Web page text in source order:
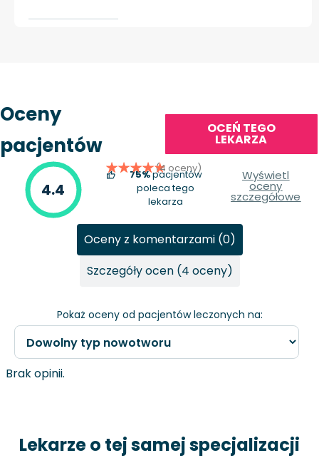
Oceny
pacjentów
OCEŃ TEGO
LEKARZA
4.4
(4 oceny)
75%pacjentów
poleca tego
lekarza
Wyświetl
oceny
szczegółowe
Pokaż oceny od pacjentów leczonych na:
Oceny z komentarzami (0)
Szczegóły ocen (4 oceny)
Brak opinii.
Lekarze o tej samej specjalizacji